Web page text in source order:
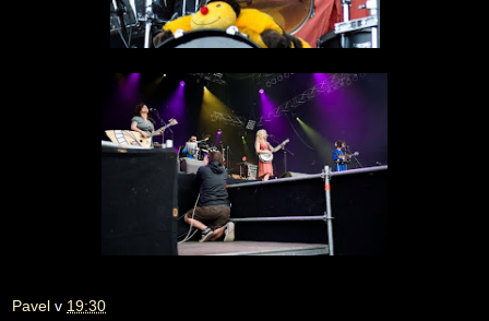
Pavel v 19:30